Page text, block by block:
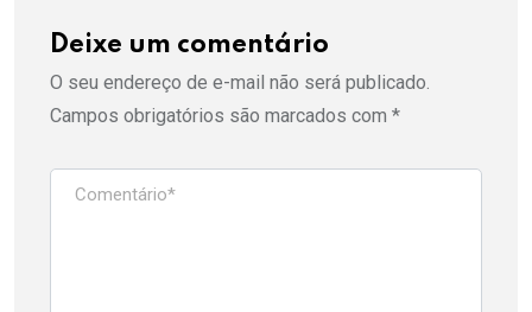
Deixe um comentário
O seu endereço de e-mail não será publicado.
Campos obrigatórios são marcados com *